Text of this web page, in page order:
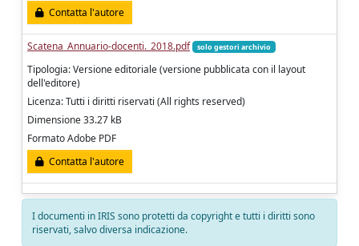
Contatta l'autore
Scatena_Annuario-docenti._2018.pdf solo gestori archivio
Tipologia: Versione editoriale (versione pubblicata con il layout
dell'editore)
Licenza: Tutti i diritti riservati (All rights reserved)
Dimensione 33.27 kB
Formato Adobe PDF
Contatta l'autore
I documenti in IRIS sono protetti da copyright e tutti i diritti sono
riservati, salvo diversa indicazione.